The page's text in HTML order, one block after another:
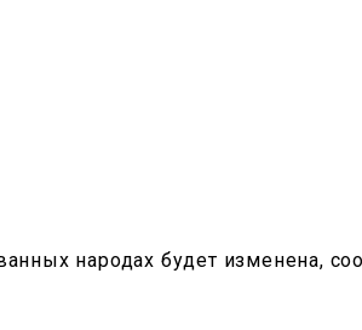
народах будет изменена,